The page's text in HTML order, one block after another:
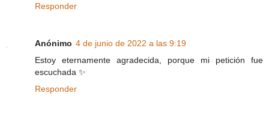
Responder
Anónimo 4 de junio de 2022 a las 9:19
Estoy eternamente agradecida, porque mi petición fue
escuchada ✨
Responder